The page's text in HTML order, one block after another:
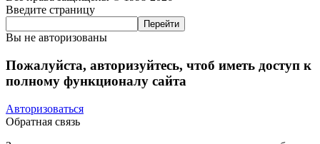
Введите страницу
Вы не авторизованы
Пожалуйста, авторизуйтесь, чтоб иметь доступ к
полному функционалу сайта
Авторизоваться
Обратная связь